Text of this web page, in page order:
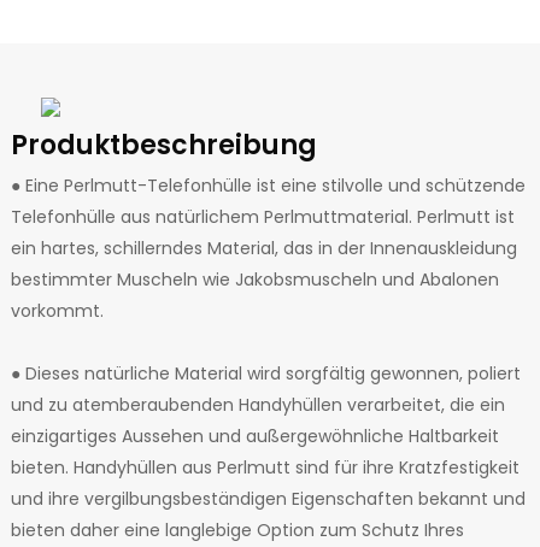
Produktbeschreibung
● Eine Perlmutt-Telefonhülle ist eine stilvolle und schützende
Telefonhülle aus natürlichem Perlmuttmaterial. Perlmutt ist
ein hartes, schillerndes Material, das in der Innenauskleidung
bestimmter Muscheln wie Jakobsmuscheln und Abalonen
vorkommt.
● Dieses natürliche Material wird sorgfältig gewonnen, poliert
und zu atemberaubenden Handyhüllen verarbeitet, die ein
einzigartiges Aussehen und außergewöhnliche Haltbarkeit
bieten. Handyhüllen aus Perlmutt sind für ihre Kratzfestigkeit
und ihre vergilbungsbeständigen Eigenschaften bekannt und
bieten daher eine langlebige Option zum Schutz Ihres